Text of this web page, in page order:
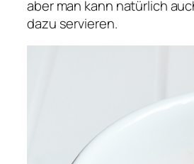
aber man kann natürlich
dazu servieren.